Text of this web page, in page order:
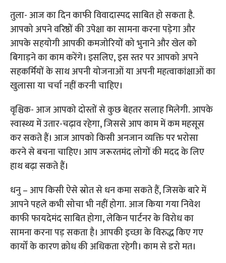
तुला- आज का दिन काफी विवादास्पद साबित हो सकता है.
आपको अपने वरिष्ठों की उपेक्षा का सामना करना पड़ेगा और
आपके सहयोगी आपकी कमजोरियों को भुनाने और खेल को
बिगाड़ने का काम करेंगे। इसलिए, इस स्तर पर आपको अपने
सहकर्मियों के साथ अपनी योजनाओं या अपनी महत्वाकांक्षाओं का
खुलासा या चर्चा नहीं करनी चाहिए।
वृश्चिक- आज आपको दोस्तों से कुछ बेहतर सलाह मिलेगी. आपके
स्वास्थ्य में उतार-चढ़ाव रहेगा, जिससे आप काम में कम महसूस
कर सकते हैं। आज आपको किसी अनजान व्यक्ति पर भरोसा
करने से बचना चाहिए। आप जरूरतमंद लोगों की मदद के लिए
हाथ बढ़ा सकते हैं।
धनु – आप किसी ऐसे स्रोत से धन कमा सकते हैं, जिसके बारे में
आपने पहले कभी सोचा भी नहीं होगा. आज किया गया निवेश
काफी फायदेमंद साबित होगा, लेकिन पार्टनर के विरोध का
सामना करना पड़ सकता है। आपकी इच्छा के विरुद्ध किए गए
कार्यों के कारण क्रोध की अधिकता रहेगी। काम से डरो मत।